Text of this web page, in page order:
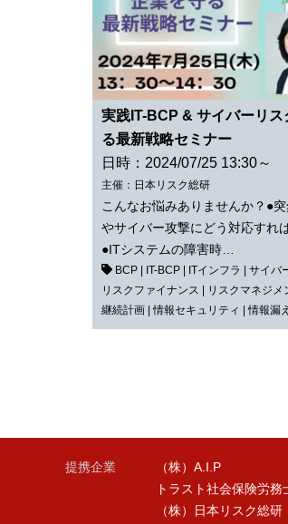
実践IT-BCP & サイバーリ
る最新戦略セミナー
日時：2024/07/25 13:30～
主催：日本リスク総研
こんなお悩みありませんか？●
やサイバー攻撃にどう対応すれ
●ITシステムの障害時…
BCP | IT-BCP | ITインフラ | サイバ
リスクファイナンス | リスクマネジメ
継続計画 |情報セキュリティ |情報漏
提携企業
（株）A.I.P
トラスト社会保険労務
（株）日本リスク総研